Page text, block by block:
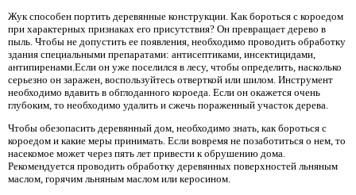
Жук способен портить деревянные конструкции. Как бороться с короедом
при характерных признаках его присутствия? Он превращает дерево в
пыль. Чтобы не допустить ее появления, необходимо проводить обработку
здания специальными препаратами: антисептиками, инсектицидами,
антипиренами.Если он уже поселился в лесу, чтобы определить, насколько
серьезно он заражен, воспользуйтесь отверткой или шилом. Инструмент
необходимо вдавить в обглоданного короеда. Если он окажется очень
глубоким, то необходимо удалить и сжечь пораженный участок дерева.
Чтобы обезопасить деревянный дом, необходимо знать, как бороться с
короедом и какие меры принимать. Если вовремя не позаботиться о нем, то
насекомое может через пять лет привести к обрушению дома.
Рекомендуется проводить обработку деревянных поверхностей льняным
маслом, горячим льняным маслом или керосином.